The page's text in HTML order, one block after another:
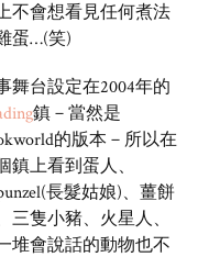
不會想看見任何煮法
蛋…(笑)
舞台設定在2004年的
鎮－當然是
的版本－所以在
鎮上看到蛋人、
長髮姑娘)、薑餅
三隻小豬、火星人、
堆會說話的動物也不